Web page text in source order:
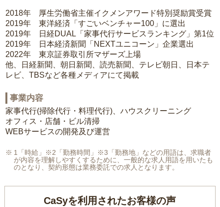
2018年 厚生労働省主催イクメンアワード特別奨励賞受賞
2019年 東洋経済「すごいベンチャー100」に選出
2019年 日経DUAL「家事代行サービスランキング」第1位
2019年 日本経済新聞「NEXTユニコーン」企業選出
2022年 東京証券取引所マザーズ上場
他、日経新聞、朝日新聞、読売新聞、テレビ朝日、日本テ
レビ、TBSなど各種メディアにて掲載
事業内容
家事代行(掃除代行・料理代行)、ハウスクリーニング
オフィス・店舗・ビル清掃
WEBサービスの開発及び運営
1「時給」※2「勤務時間」※3「勤務地」などの用語は、求職者
が内容を理解しやすくするために、一般的な求人用語を用いたも
のとなり、契約形態は業務委託での求人となります。
CaSyを利用されたお客様の声